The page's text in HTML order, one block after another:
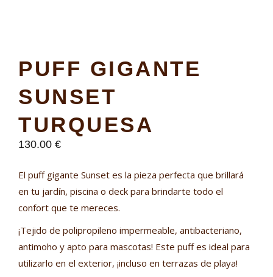
PUFF GIGANTE
SUNSET
TURQUESA
130.00 €
El puff gigante Sunset es la pieza perfecta que brillará
en tu jardín, piscina o deck para brindarte todo el
confort que te mereces.
¡Tejido de polipropileno impermeable, antibacteriano,
antimoho y apto para mascotas! Este puff es ideal para
utilizarlo en el exterior, ¡incluso en terrazas de playa!